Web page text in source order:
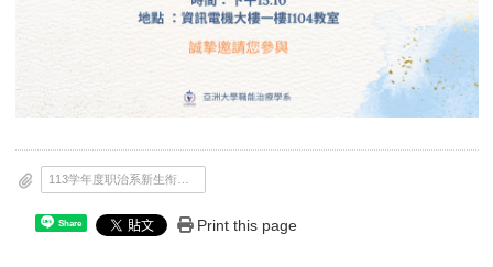
Share Print this page